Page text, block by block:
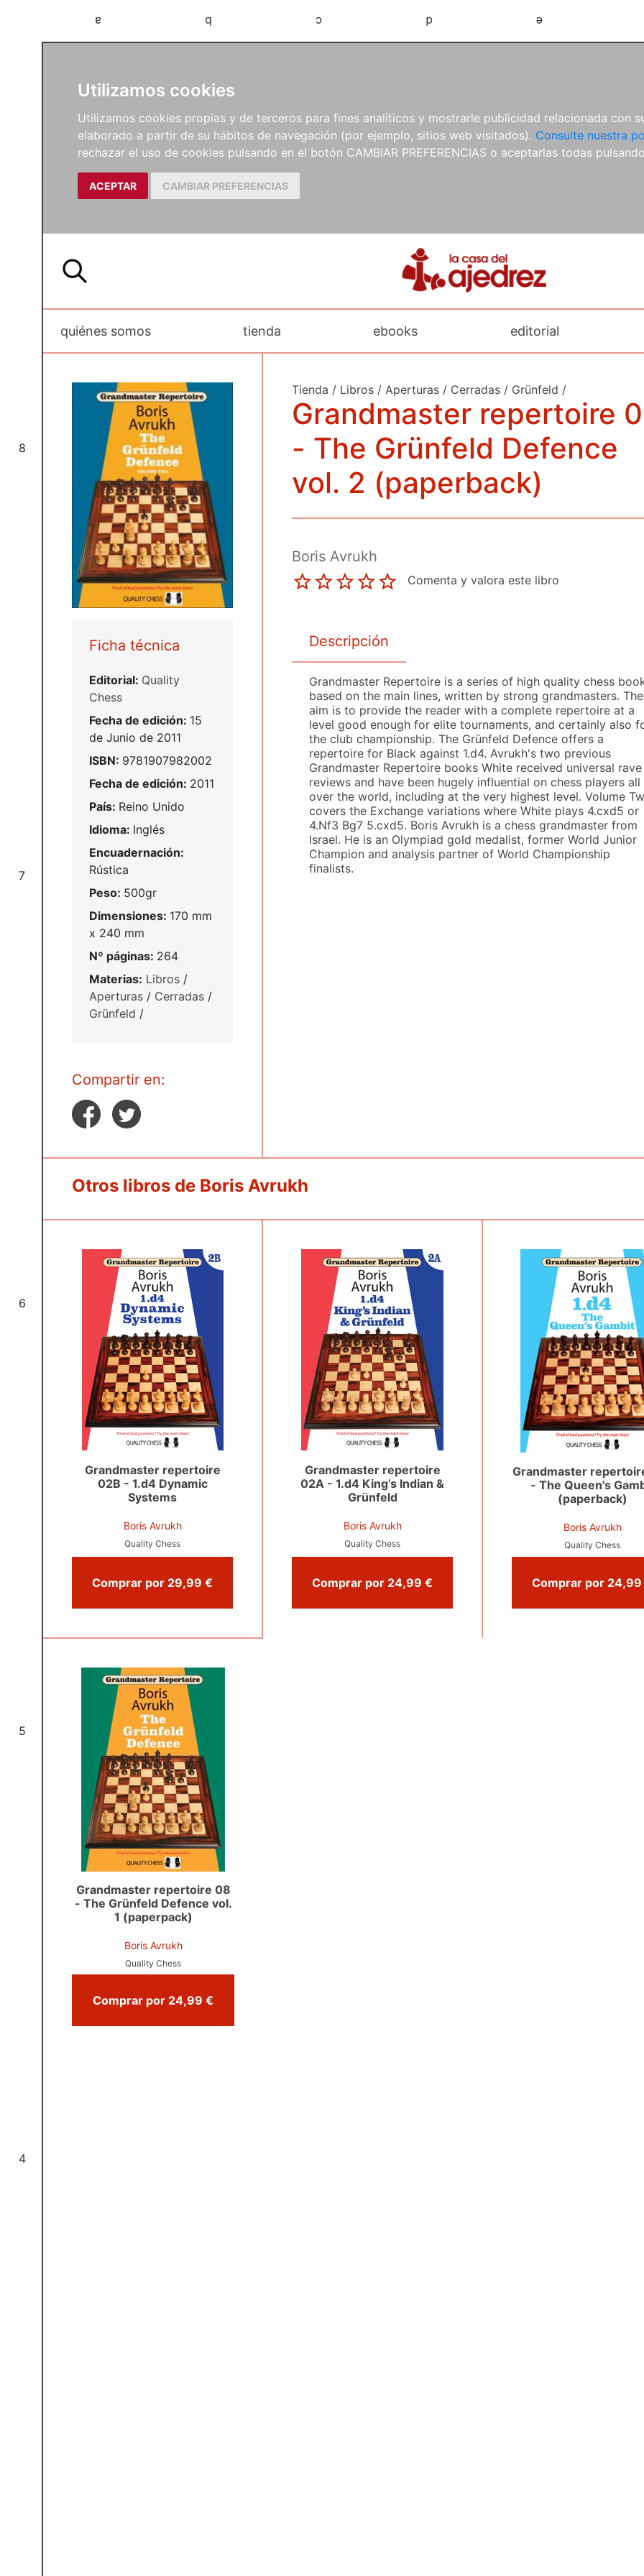
Utilizamos cookies
Utilizamos cookies propias y de terceros para fines analíticos y mostrarle publicidad relacionada con
elaborado a partir de su hábitos de navegación (por ejemplo, sitios web visitados). Consulte nuestra
rechazar el uso de cookies pulsando en el botón CAMBIAR PREFERENCIAS o aceptarlas todas
ACEPTAR CAMBIAR PREFERENCIAS
a b c d e
8
7
6
5
4
quiénes somos tienda ebooks editorial
Ficha técnica
Editorial: Quality
Chess
Fecha de edición: 15
de Junio de 2011
ISBN: 9781907982002
Fecha de edición: 2011
País: Reino Unido
Idioma: Inglés
Encuadernación:
Rústica
Peso: 500gr
Dimensiones: 170 mm
x 240 mm
Nº páginas: 264
Materias: Libros /
Aperturas / Cerradas /
Grünfeld /
Compartir en:
Tienda / Libros / Aperturas / Cerradas / Grünfeld /
Grandmaster repertoire
- The Grünfeld Defence
vol. 2 (paperback)
Boris Avrukh
Comenta y valora este libro
Descripción
Grandmaster Repertoire is a series of high quality chess
based on the main lines, written by strong grandmasters. The
aim is to provide the reader with a complete repertoire at a
level good enough for elite tournaments, and certainly also
the club championship. The Grünfeld Defence offers a
repertoire for Black against 1.d4. Avrukh's two previous
Grandmaster Repertoire books White received universal rave
reviews and have been hugely influential on chess players all
over the world, including at the very highest level. Volume
covers the Exchange variations where White plays 4.cxd5 or
4.Nf3 Bg7 5.cxd5. Boris Avrukh is a chess grandmaster from
Israel. He is an Olympiad gold medalist, former World Junior
Champion and analysis partner of World Championship
finalists.
Otros libros de Boris Avrukh
Grandmaster repertoire
02B - 1.d4 Dynamic
Systems
Boris Avrukh
Quality Chess
Comprar por 29,99 €
Grandmaster repertoire
02A - 1.d4 King’s Indian &
Grünfeld
Boris Avrukh
Quality Chess
Comprar por 24,99 €
Grandmaster
- The Queen's
(paperback)
Boris Avrukh
Quality Chess
Grandmaster repertoire 08
- The Grünfeld Defence vol.
1 (paperpack)
Boris Avrukh
Quality Chess
Comprar por 24,99 €